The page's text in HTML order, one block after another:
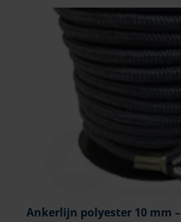
Ankerlijn polyester 10 mm